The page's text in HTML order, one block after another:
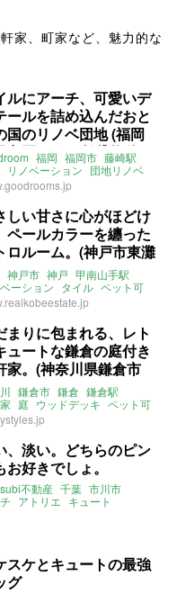
家、町家など、魅力的な
ルにアーチ、可愛いデ
ールを詰め込んだおと
国のリノベ団地 (福岡
良区56㎡の賃貸物件)
福岡 福岡市 藤崎駅
リノベーション 団地リノベ
タイル ファミリー
い キュート
ー：山中みく
賃貸
しい甘さに心がほどけ
ペールカラーを纏った
ロルーム。(神戸市東灘
㎡の賃貸物件)
神戸市 神戸 甲南山手駅
ーション タイル ペット可
キュート
ー：山中みく 賃貸
まりに包まれる、レト
ュートな鎌倉の庭付き
家。(神奈川県鎌倉市
の賃貸物件)
鎌倉市 鎌倉 鎌倉駅
庭 ウッドデッキ ペット可
キュート
リー 賃貸
、淡い。どちらのピン
お好きでしょ。
不動産 千葉 市川市
アトリエ キュート
スケとキュートの最強
グ